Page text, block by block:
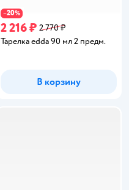
−20%
2 216 ₽ 2 770 ₽
Тарелка edda 90 мл 2 предм.
В корзину